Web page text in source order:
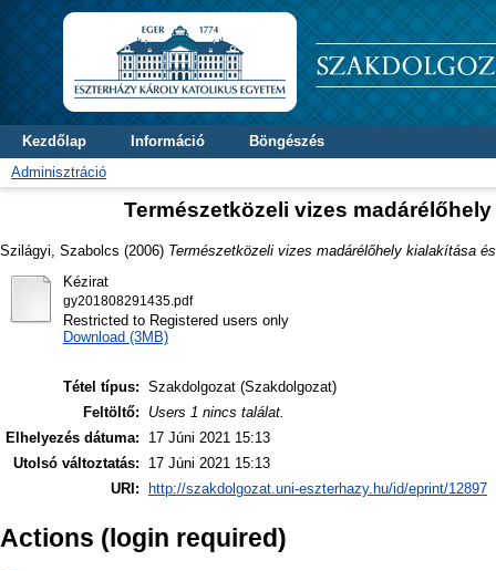
Kezdőlap Információ
Böngészés
Adminisztráció
Természetközeli vizes
Szilágyi, Szabolcs (2006) Természetközeli vizes madárélőhely kialakítása
Kézirat
gy201808291435.pdf
Restricted to Registered users only
Download (3MB)
Tétel típus: Szakdolgozat (Szakdolgozat)
Feltöltő:
Users 1 nincs találat.
Elhelyezés dátuma:
17 Júni 2021 15:13
Utolsó változtatás:
17 Júni 2021 15:13
URI:
http://szakdolgozat.uni-eszterhazy.hu/id/eprint/12897
Actions (login required)